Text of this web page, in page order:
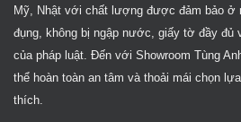
Mỹ, Nhật với chất lượng được đảm bảo ở
đụng, không bị ngập nước, giấy tờ đầy đủ
của pháp luật. Đến với Showroom Tùng
thể hoàn toàn an tâm và thoải mái chọn
thích.